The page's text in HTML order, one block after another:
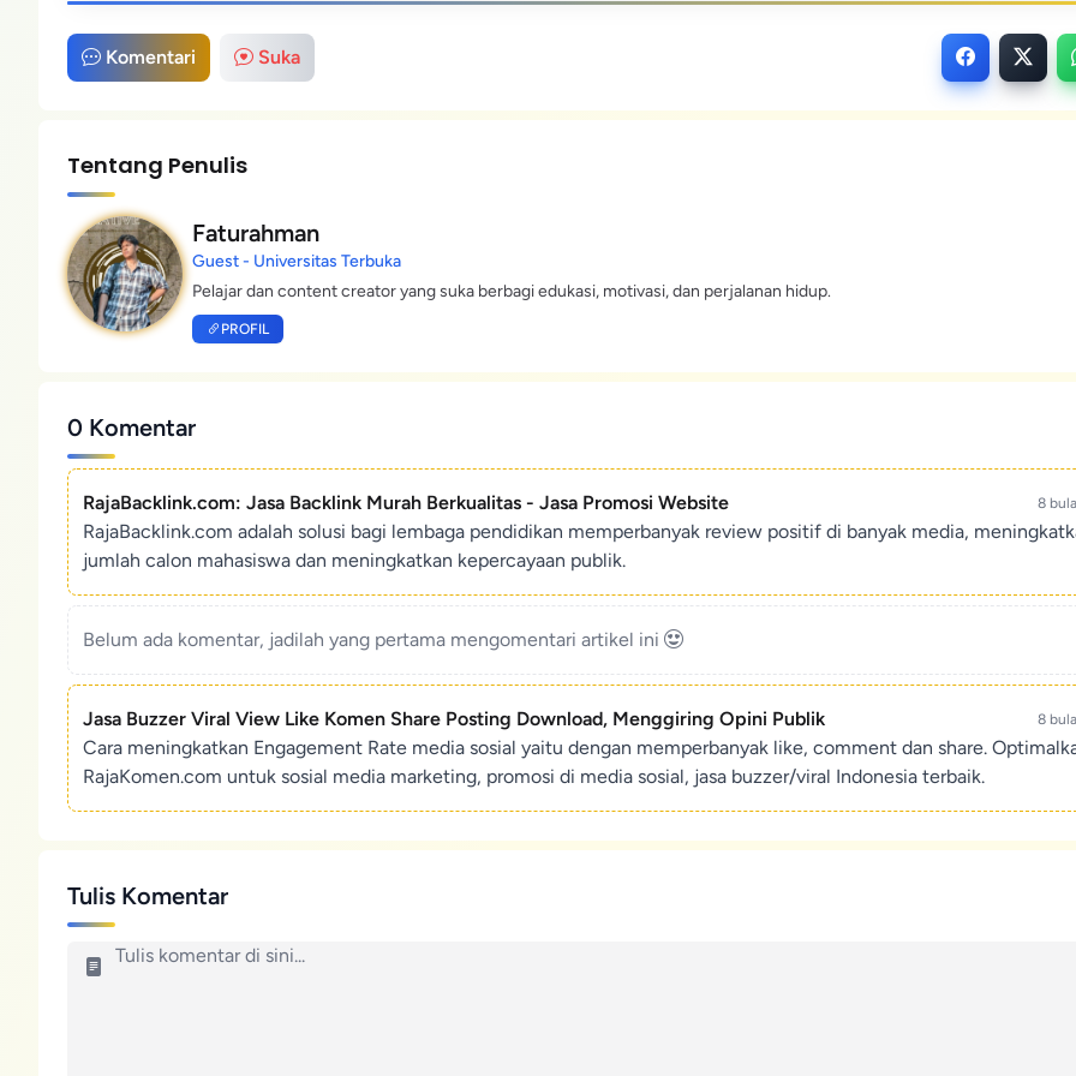
Komentari Suka
Tentang Penulis
Faturahman
Guest - Universitas Terbuka
Pelajar dan content creator yang suka berbagi edukasi, motivasi, dan perjalanan hidup.
PROFIL
0 Komentar
RajaBacklink.com: Jasa Backlink Murah Berkualitas - Jasa Promosi Website 8
RajaBacklink.com adalah solusi bagi lembaga pendidikan memperbanyak review positif di banyak media,
jumlah calon mahasiswa dan meningkatkan kepercayaan publik.
Belum ada komentar, jadilah yang pertama mengomentari artikel ini
Jasa Buzzer Viral View Like Komen Share Posting Download, Menggiring Opini Publik 8
Cara meningkatkan Engagement Rate media sosial yaitu dengan memperbanyak like, comment dan share.
RajaKomen.com untuk sosial media marketing, promosi di media sosial, jasa buzzer/viral Indonesia terbaik.
Tulis Komentar